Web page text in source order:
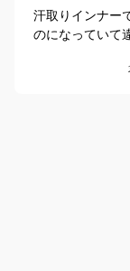
汗取りインナー
のになっていて